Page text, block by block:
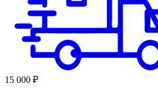
15 000 ₽